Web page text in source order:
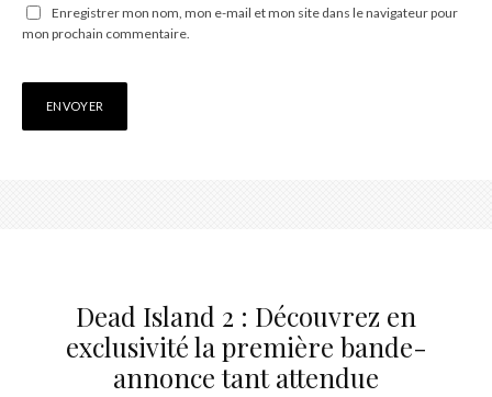
Enregistrer mon nom, mon e-mail et mon site dans le navigateur pour
mon prochain commentaire.
Dead Island 2 : Découvrez en
exclusivité la première bande-
annonce tant attendue